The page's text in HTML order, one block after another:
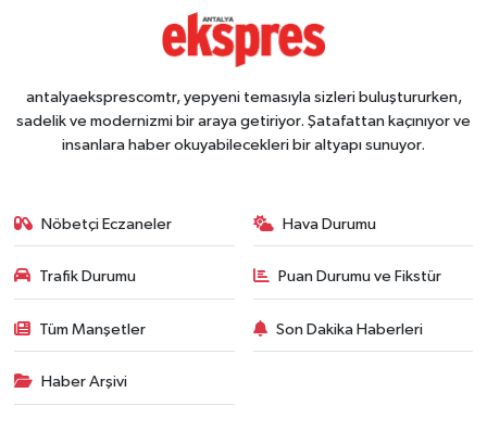
antalyaeksprescomtr, yepyeni temasıyla sizleri buluştururken,
sadelik ve modernizmi bir araya getiriyor. Şatafattan kaçınıyor ve
insanlara haber okuyabilecekleri bir altyapı sunuyor.
Nöbetçi Eczaneler Hava Durumu
Trafik Durumu Puan Durumu ve Fikstür
Tüm Manşetler Son Dakika Haberleri
Haber Arşivi